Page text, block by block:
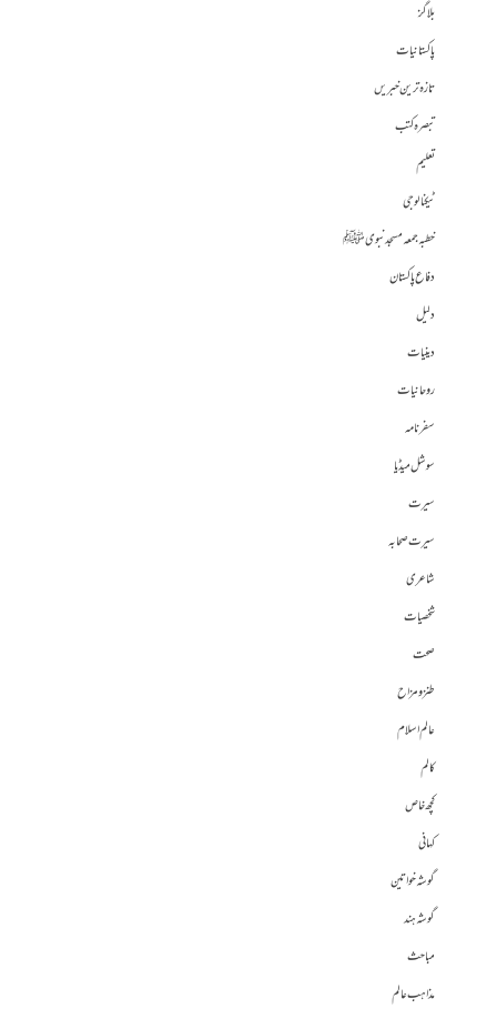
بلاگز
پاکستانیات
تازہ ترین خبریں
تبصرہ کتب
تعلیم
ٹیکنالوجی
خطبہ جمعہ مسجد نبوی ﷺ
دفاع پاکستان
دلیل
دینیات
روحانیات
سفرنامہ
سوشل میڈیا
سیرت
سیرت صحابہ
شاعری
شخصیات
صحت
طنز و مزاح
عالم اسلام
کالم
کچھ خاص
کہانی
گوشہ خواتین
گوشہ ہند
مباحث
مذاہب عالم